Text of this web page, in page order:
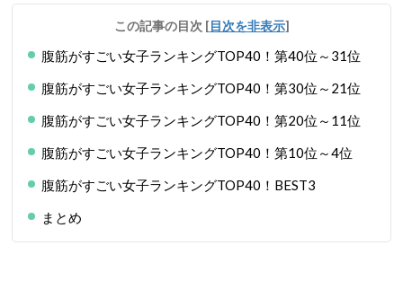
この記事の目次 [目次を非表示]
腹筋がすごい女子ランキングTOP40！第40位～31位
腹筋がすごい女子ランキングTOP40！第30位～21位
腹筋がすごい女子ランキングTOP40！第20位～11位
腹筋がすごい女子ランキングTOP40！第10位～4位
腹筋がすごい女子ランキングTOP40！BEST3
まとめ